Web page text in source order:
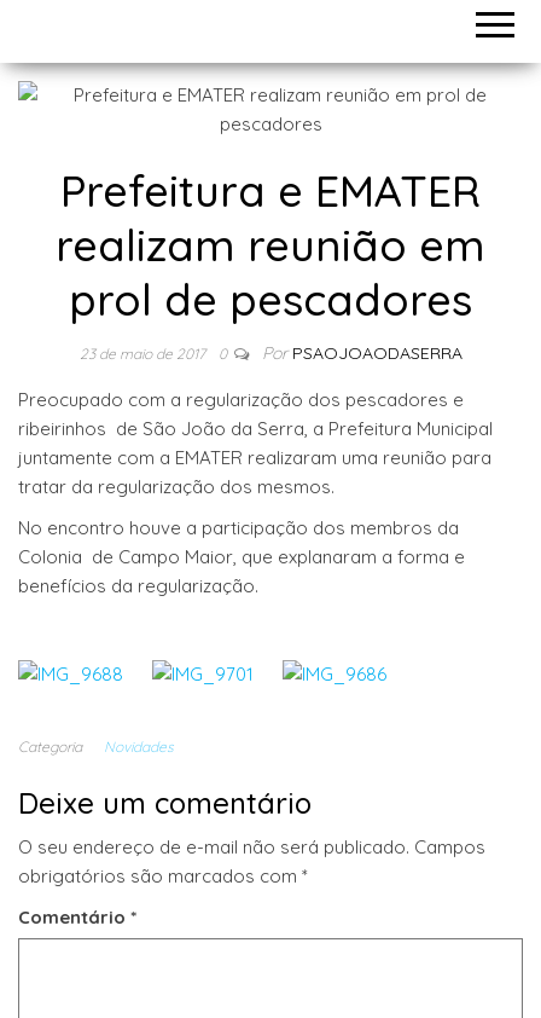
Prefeitura e EMATER
realizam reunião em
prol de pescadores
23 de maio de 2017 0 Por PSAOJOAODASERRA
Preocupado com a regularização dos pescadores e
ribeirinhos de São João da Serra, a Prefeitura Municipal
juntamente com a EMATER realizaram uma reunião para
tratar da regularização dos mesmos.
No encontro houve a participação dos membros da
Colonia de Campo Maior, que explanaram a forma e
benefícios da regularização.
Categoria Novidades
Deixe um comentário
O seu endereço de e-mail não será publicado. Campos
obrigatórios são marcados com *
Comentário *